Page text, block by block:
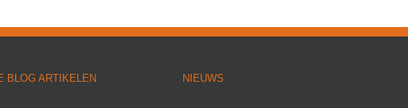
BLOG ARTIKELEN NIEUWS